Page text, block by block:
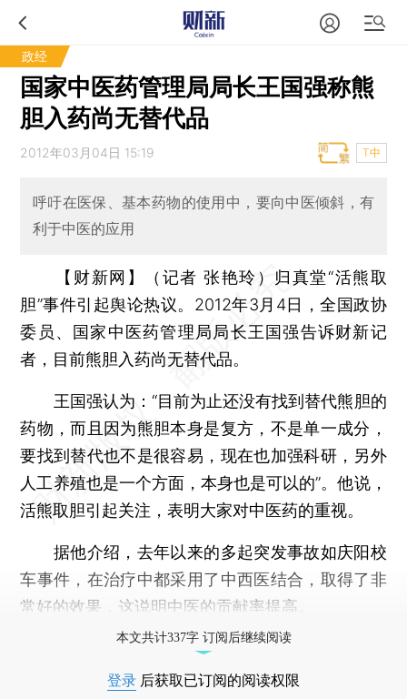
政经
国家中医药管理局局长王国强称熊
胆入药尚无替代品
2012年03月04日 15:19 T中
呼吁在医保、基本药物的使用中，要向中医倾斜，有
利于中医的应用
【财新网】（记者 张艳玲） 归真堂“活熊取
胆”事件引起舆论热议。2012年3月4日，全国政协
委员、国家中医药管理局局长王国强告诉财新记
者，目前熊胆入药尚无替代品。
王国强认为：“目前为止还没有找到替代熊胆的
药物，而且因为熊胆本身是复方，不是单一成分，
要找到替代也不是很容易，现在也加强科研，另外
人工养殖也是一个方面，本身也是可以的”。他说，
活熊取胆引起关注，表明大家对中医药的重视。
据他介绍，去年以来的多起突发事故如庆阳校
车事件，在治疗中都采用了中西医结合，取得了非
常好的效果，这说明中医的贡献率提高。
本文共计337字 订阅后继续阅读
登录 后获取已订阅的阅读权限